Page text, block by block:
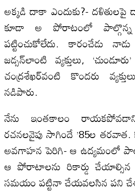
అక్కడి దాకా ఎందుకు?-
కూడా అ పోరాటంలో పాల్గొన్న
పట్టించుకోలేదు. కారంచేడు
జడ్సన్‌లాంటి వ్యక్తులు,
చంద్రశేఖర్‌వంటి కొందరు
నడిపారు.
నేను ఇంతకాలం
రచనలవైపు సాగిందే ’85ల
అవగాహన పెరిగి- ఆ ఉద్యమంలో
ఆ పోరాటాలను రికార్డు చేయాల్సిన
సమయం పట్టినా చేయవలసిన పని